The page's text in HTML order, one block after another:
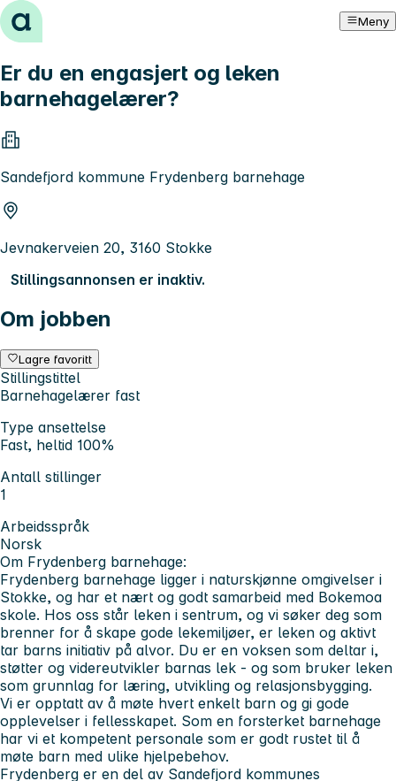
Hopp til innhold Meny
Er du en engasjert og leken
barnehagelærer?
Sandefjord kommune Frydenberg barnehage
Jevnakerveien 20, 3160 Stokke
Stillingsannonsen er inaktiv.
Om jobben
Lagre favoritt
Stillingstittel
Barnehagelærer fast
Type ansettelse
Fast, heltid 100%
Antall stillinger
1
Arbeidsspråk
Norsk
Om Frydenberg barnehage:
Frydenberg barnehage ligger i naturskjønne omgivelser i
Stokke, og har et nært og godt samarbeid med Bokemoa
skole. Hos oss står leken i sentrum, og vi søker deg som
brenner for å skape gode lekemiljøer, er leken og aktivt
tar barns initiativ på alvor. Du er en voksen som deltar i,
støtter og videreutvikler barnas lek - og som bruker leken
som grunnlag for læring, utvikling og relasjonsbygging.
Vi er opptatt av å møte hvert enkelt barn og gi gode
opplevelser i fellesskapet. Som en forsterket barnehage
har vi et kompetent personale som er godt rustet til å
møte barn med ulike hjelpebehov.
Frydenberg er en del av Sandefjord kommunes